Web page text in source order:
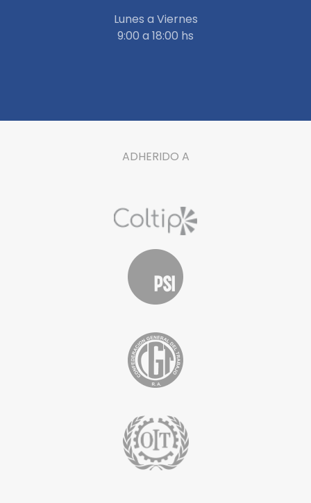
Lunes a Viernes
9:00 a 18:00 hs
ADHERIDO A